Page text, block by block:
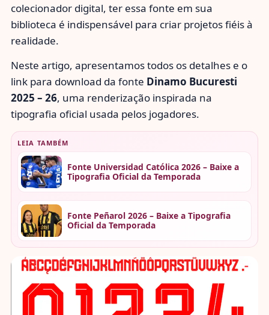
colecionador digital, ter essa fonte em sua
biblioteca é indispensável para criar projetos fiéis à
realidade.
Neste artigo, apresentamos todos os detalhes e o
link para download da fonte Dinamo Bucuresti
2025 – 26, uma renderização inspirada na
tipografia oficial usada pelos jogadores.
LEIA TAMBÉM
Fonte Universidad Católica 2026 – Baixe a
Tipografia Oficial da Temporada
Fonte Peñarol 2026 – Baixe a Tipografia
Oficial da Temporada